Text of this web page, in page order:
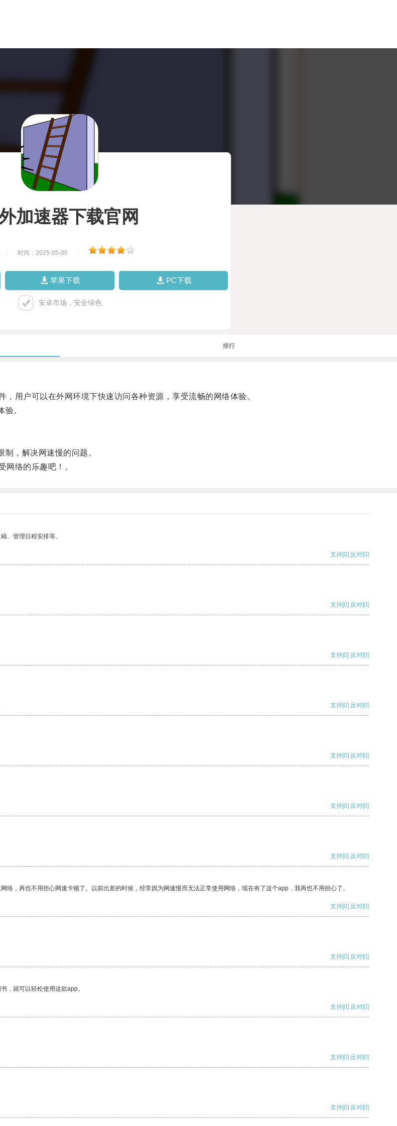
加速器下载官网
时间：2025-05-06
苹果下载 PC下载
安卓市场，安全绿色
排行
户可以在外网环境下快速访问各种资源，享受流畅的网络体验。
。
，解决网速慢的问题。
络的乐趣吧！。
、管理日程安排等。
支持[0] 反对[0]
支持[0] 反对[0]
支持[0] 反对[0]
支持[0] 反对[0]
支持[0] 反对[0]
支持[0] 反对[0]
支持[0] 反对[0]
，再也不用担心网速卡顿了。以前出差的时候，经常因为网速慢而无法正常使用网络，现在有了这个app，我再也不用担心了。
支持[0] 反对[0]
支持[0] 反对[0]
，就可以轻松使用这款app。
支持[0] 反对[0]
支持[0] 反对[0]
支持[0] 反对[0]